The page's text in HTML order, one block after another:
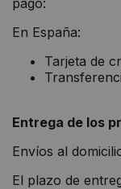
pago:
En España:
Tarjeta de
Entrega de los
Envíos al
El plazo de